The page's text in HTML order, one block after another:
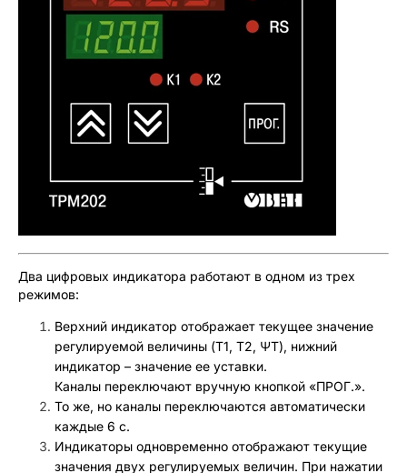
Два цифровых индикатора работают в одном из трех
режимов:
Верхний индикатор отображает текущее значение
регулируемой величины (Т1, Т2, ΨТ), нижний
индикатор – значение ее уставки.
Каналы переключают вручную кнопкой «ПРОГ.».
То же, но каналы переключаются автоматически
каждые 6 с.
Индикаторы одновременно отображают текущие
значения двух регулируемых величин. При нажатии